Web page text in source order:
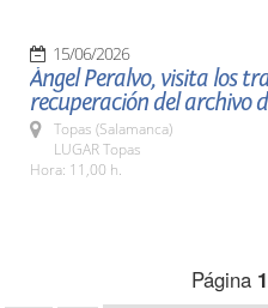
15/06/2026
Ángel Peralvo, visita los
recuperación del archivo
Topas (Salamanca)
LUGAR Topas
Hora: 11,00 h.
Página